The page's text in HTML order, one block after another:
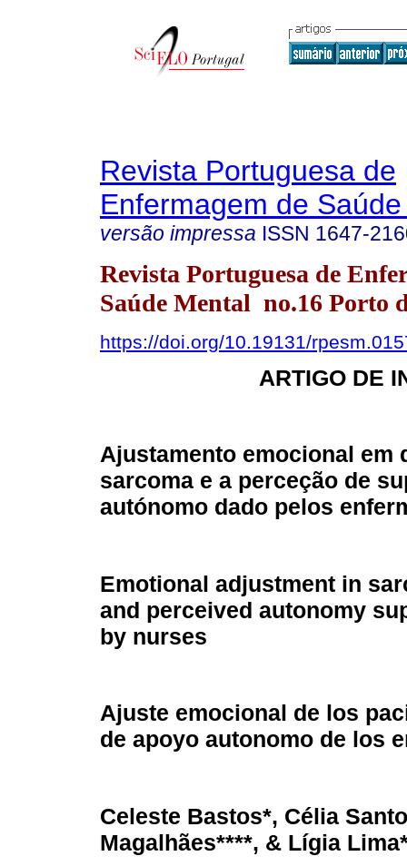
Revista Portuguesa de
Enfermagem de
versão impressa ISSN 1647-
Revista Portuguesa de
Saúde Mental no.16 Porto
https://doi.org/10.19131/
ARTIGO DE
Ajustamento emocional em
sarcoma e a perceção de
autónomo dado pelos
Emotional adjustment in
and perceived autonomy
by nurses
Ajuste emocional de los
de apoyo autonomo de los
Celeste Bastos*, Célia
Magalhães****, & Lígia